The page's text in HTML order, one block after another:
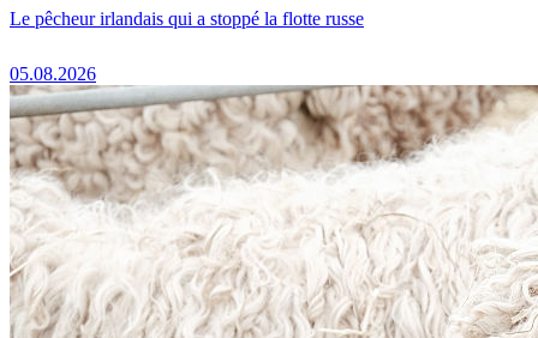
Le pêcheur irlandais qui a stoppé la flotte russe
05.08.2026